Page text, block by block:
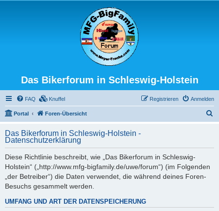
Das Bikerforum in Schleswig-Holstein
FAQ Knuffel Anmelden
Registrieren
Portal Foren-Übersicht
h
Das Bikerforum in Schleswig-Holstein -
Datenschutzerklärung
Diese Richtlinie beschreibt, wie „Das Bikerforum in Schleswig-
Holstein“ („http://www.mfg-bigfamily.de/uwe/forum“) (im Folgenden
„der Betreiber“) die Daten verwendet, die während deines Foren-
Besuchs gesammelt werden.
UMFANG UND ART DER DATENSPEICHERUNG